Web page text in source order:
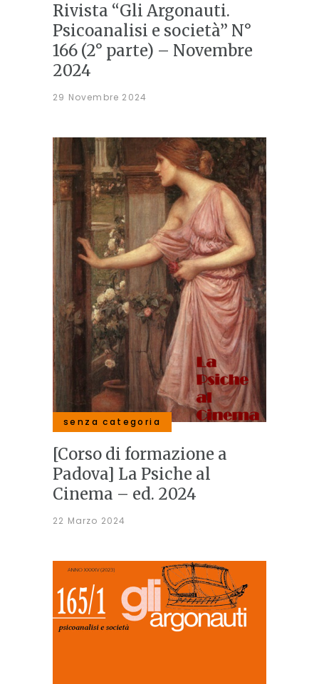
Rivista “Gli Argonauti.
Psicoanalisi e società” N°
166 (2° parte) – Novembre
2024
29 Novembre 2024
senza categoria
[Corso di formazione a
Padova] La Psiche al
Cinema – ed. 2024
22 Marzo 2024